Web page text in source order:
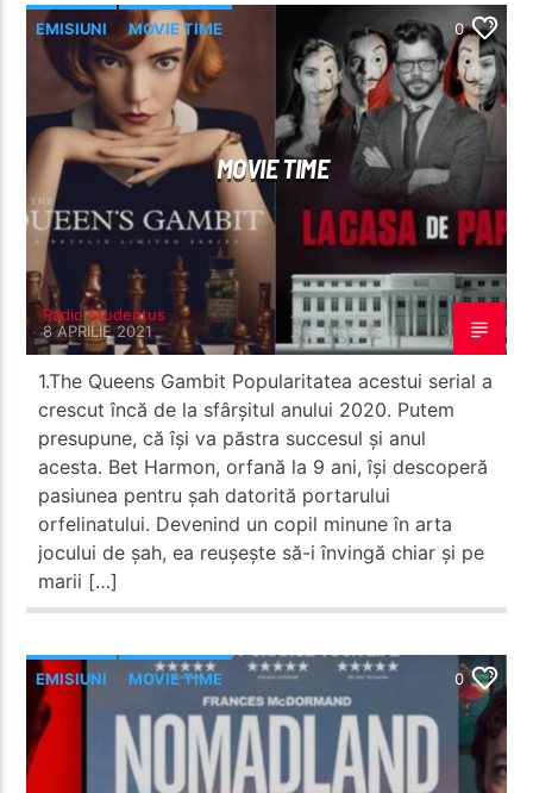
EMISIUNI MOVIE TIME 0
MOVIE TIME
Radio Studentus
8 APRILIE 2021
1.The Queens Gambit Popularitatea acestui serial a
crescut încă de la sfârșitul anului 2020. Putem
presupune, că își va păstra succesul și anul
acesta. Bet Harmon, orfană la 9 ani, își descoperă
pasiunea pentru șah datorită portarului
orfelinatului. Devenind un copil minune în arta
jocului de șah, ea reușește să-i învingă chiar și pe
marii […]
EMISIUNI MOVIE TIME 0